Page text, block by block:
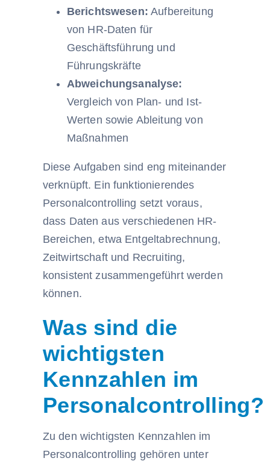
Berichtswesen: Aufbereitung
von HR-Daten für
Geschäftsführung und
Führungskräfte
Abweichungsanalyse:
Vergleich von Plan- und Ist-
Werten sowie Ableitung von
Maßnahmen
Diese Aufgaben sind eng miteinander
verknüpft. Ein funktionierendes
Personalcontrolling setzt voraus,
dass Daten aus verschiedenen HR-
Bereichen, etwa Entgeltabrechnung,
Zeitwirtschaft und Recruiting,
konsistent zusammengeführt werden
können.
Was sind die
wichtigsten
Kennzahlen im
Personalcontrolling?
Zu den wichtigsten Kennzahlen im
Personalcontrolling gehören unter